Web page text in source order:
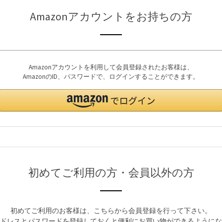
Amazonアカウントをお持ちの方
Amazonアカウントを利用して会員登録されたお客様は、
AmazonのID、パスワードで、ログインすることができます。
初めてご利用の方・会員以外の方
初めてご利用のお客様は、こちらから会員登録を行って下さい。